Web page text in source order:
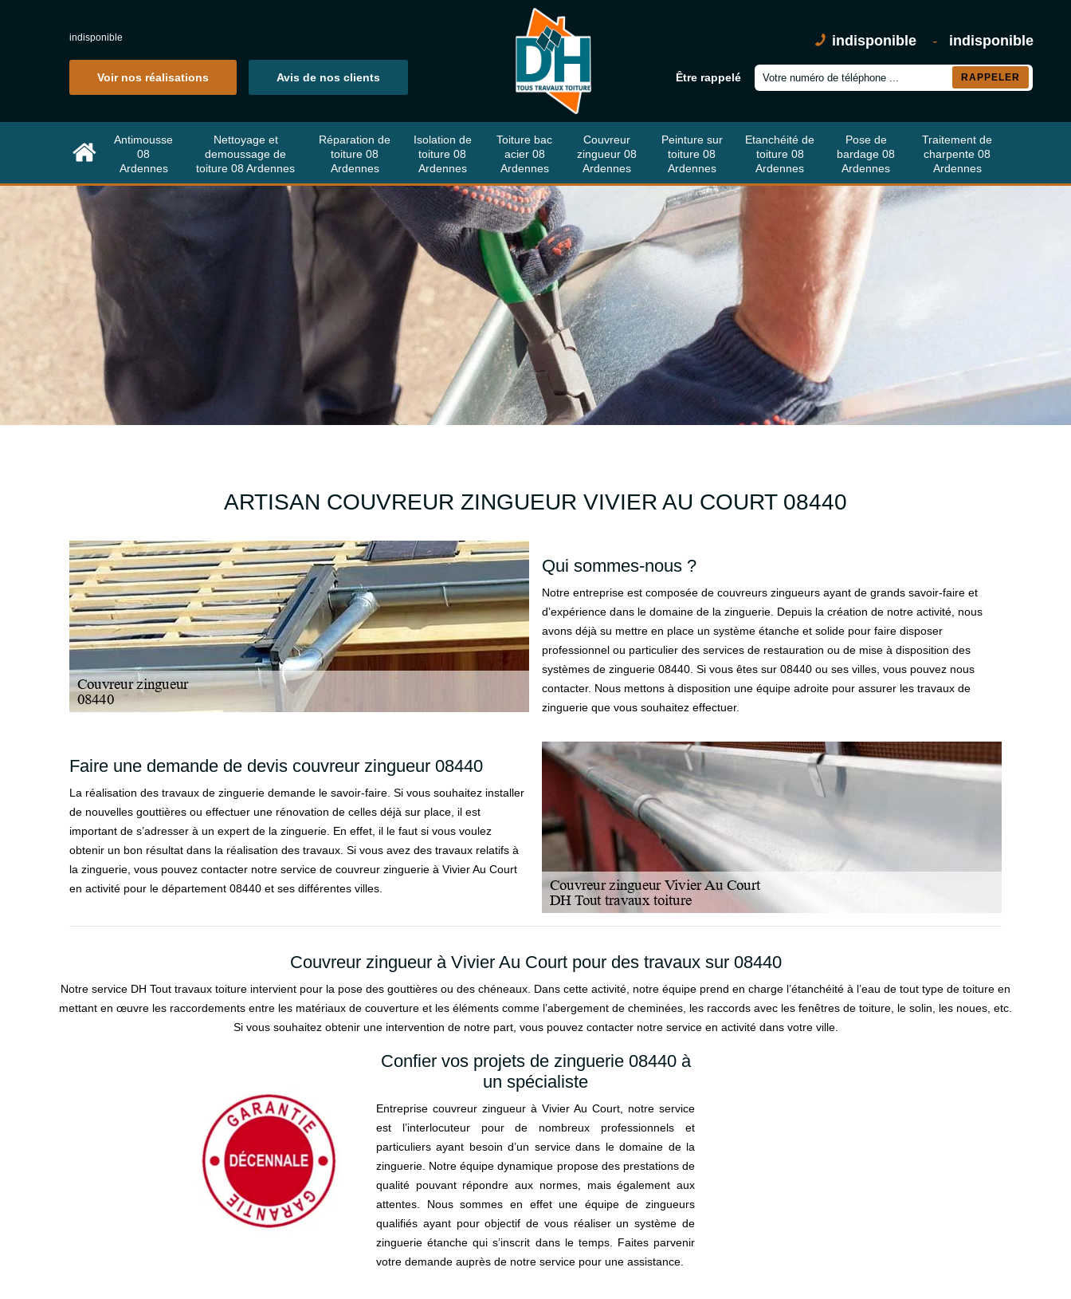
indisponible
Voir nos réalisations Avis de nos clients
indisponible - indisponible
Être rappelé
Antimousse
08
Ardennes
Nettoyage et
demoussage de
toiture 08 Ardennes
Réparation de
toiture 08
Ardennes
Isolation de
toiture 08
Ardennes
Toiture bac
acier 08
Ardennes
Couvreur
zingueur 08
Ardennes
Peinture sur
toiture 08
Ardennes
Etanchéité de
toiture 08
Ardennes
Pose de
bardage 08
Ardennes
Traitement de
charpente 08
Ardennes
ARTISAN COUVREUR ZINGUEUR VIVIER AU COURT 08440
Qui sommes-nous ?
Notre entreprise est composée de couvreurs zingueurs ayant de grands savoir-faire et
d’expérience dans le domaine de la zinguerie. Depuis la création de notre activité, nous
avons déjà su mettre en place un système étanche et solide pour faire disposer
professionnel ou particulier des services de restauration ou de mise à disposition des
systèmes de zinguerie 08440. Si vous êtes sur 08440 ou ses villes, vous pouvez nous
contacter. Nous mettons à disposition une équipe adroite pour assurer les travaux de
zinguerie que vous souhaitez effectuer.
Faire une demande de devis couvreur zingueur 08440
La réalisation des travaux de zinguerie demande le savoir-faire. Si vous souhaitez installer
de nouvelles gouttières ou effectuer une rénovation de celles déjà sur place, il est
important de s’adresser à un expert de la zinguerie. En effet, il le faut si vous voulez
obtenir un bon résultat dans la réalisation des travaux. Si vous avez des travaux relatifs à
la zinguerie, vous pouvez contacter notre service de couvreur zinguerie à Vivier Au Court
en activité pour le département 08440 et ses différentes villes.
Couvreur zingueur à Vivier Au Court pour des travaux sur 08440
Notre service DH Tout travaux toiture intervient pour la pose des gouttières ou des chéneaux. Dans cette activité, notre équipe prend en charge l’étanchéité à l’eau de tout type de toiture en
mettant en œuvre les raccordements entre les matériaux de couverture et les éléments comme l’abergement de cheminées, les raccords avec les fenêtres de toiture, le solin, les noues, etc.
Si vous souhaitez obtenir une intervention de notre part, vous pouvez contacter notre service en activité dans votre ville.
Confier vos projets de zinguerie 08440 à
un spécialiste
Entreprise couvreur zingueur à Vivier Au Court, notre service
est l’interlocuteur pour de nombreux professionnels et
particuliers ayant besoin d’un service dans le domaine de la
zinguerie. Notre équipe dynamique propose des prestations de
qualité pouvant répondre aux normes, mais également aux
attentes. Nous sommes en effet une équipe de zingueurs
qualifiés ayant pour objectif de vous réaliser un système de
zinguerie étanche qui s’inscrit dans le temps. Faites parvenir
votre demande auprès de notre service pour une assistance.